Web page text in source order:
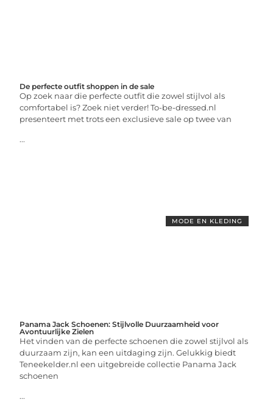
De perfecte outfit shoppen in de sale
Op zoek naar die perfecte outfit die zowel stijlvol als
comfortabel is? Zoek niet verder! To-be-dressed.nl
presenteert met trots een exclusieve sale op twee van
...
MODE EN KLEDING
Panama Jack Schoenen: Stijlvolle Duurzaamheid voor
Avontuurlijke Zielen
Het vinden van de perfecte schoenen die zowel stijlvol als
duurzaam zijn, kan een uitdaging zijn. Gelukkig biedt
Teneekelder.nl een uitgebreide collectie Panama Jack
schoenen
...